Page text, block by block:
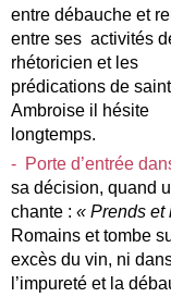
entre débauche et
entre ses activités
rhétoricien et les
prédications de saint
Ambroise il hésite
longtemps.
- Porte d’entrée
sa décision, quand
chante : « Prends et
Romains et tombe
excès du vin, ni
l’impureté et la